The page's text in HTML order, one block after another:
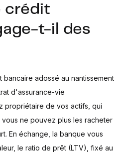
crédit
t-il des
adossé au nantissement
d'assurance-vie
propriétaire de vos actifs, qui
vous ne pouvez plus les racheter
En échange, la banque vous
le ratio de prêt (LTV), fixé au